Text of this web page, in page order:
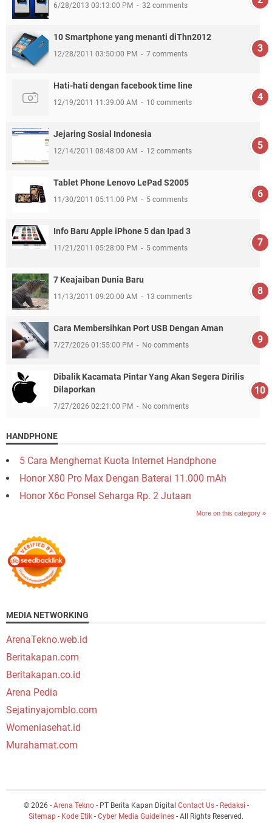
6/28/2013 03:13:00 PM 32 comments
10 Smartphone yang menanti diThn2012
12/28/2011 03:50:00 PM 7 comments
Hati-hati dengan facebook time line
12/19/2011 11:39:00 AM 10 comments
Jejaring Sosial Indonesia
12/14/2011 08:48:00 AM 12 comments
Tablet Phone Lenovo LePad S2005
11/30/2011 05:11:00 PM 5 comments
Info Baru Apple iPhone 5 dan Ipad 3
11/21/2011 05:28:00 PM 5 comments
7 Keajaiban Dunia Baru
11/13/2011 09:20:00 AM 13 comments
Cara Membersihkan Port USB Dengan Aman
7/27/2026 01:55:00 PM No comments
Dibalik Kacamata Pintar Yang Akan Segera Dirilis
Dilaporkan
7/27/2026 02:21:00 PM No comments
HANDPHONE
5 Cara Menghemat Kuota Internet Handphone
Honor X80 Pro Max Dengan Baterai 11.000 mAh
Honor X6c Ponsel Seharga Rp. 2 Jutaan
More on this category »
MEDIA NETWORKING
ArenaTekno.web.id
Beritakapan.com
Beritakapan.co.id
Arena Pedia
Sejatinyajomblo.com
Womeniasehat.id
Murahamat.com
© 2026 - Arena Tekno- PT Berita Kapan Digital Contact Us- Redaksi -
Sitemap - Kode Etik - Cyber Media Guidelines - All Rights Reserved.